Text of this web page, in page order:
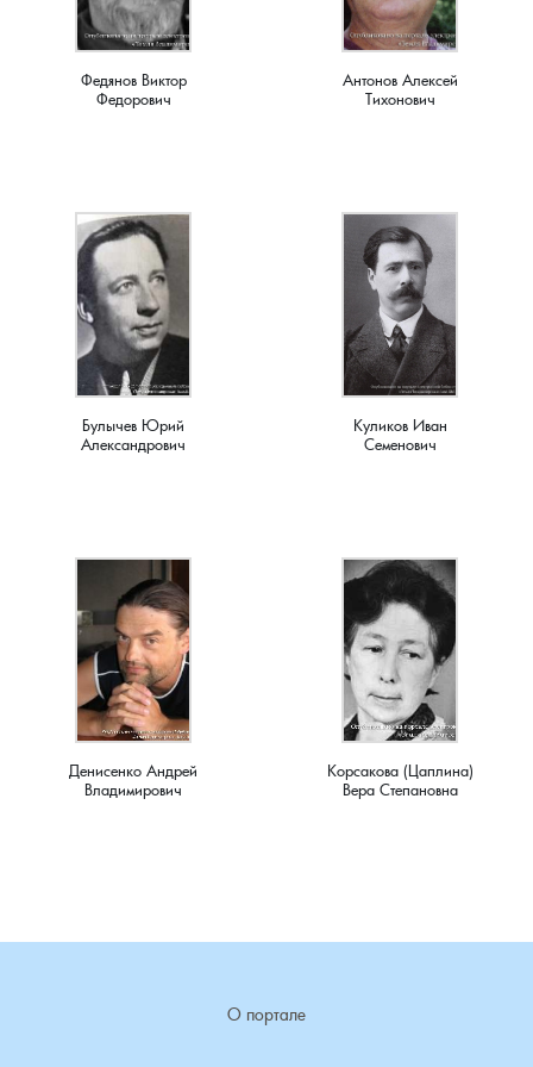
Федянов Виктор
Федорович
Антонов Алексей
Тихонович
Булычев Юрий
Александрович
Куликов Иван
Семенович
Денисенко Андрей
Владимирович
Корсакова (Цаплина)
Вера Степановна
О портале
Семенигино, деревня
Семинова гора, погост
Сереброво, деревня
Симаково, деревня
Симоново, деревня
Сосновка, деревня
Суслово, деревня
Сынково, деревня
Тереховицы, деревня
Тынцы, село